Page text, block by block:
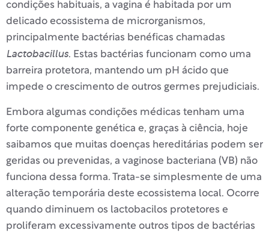
condições habituais, a vagina é habitada por um
delicado ecossistema de microrganismos,
principalmente bactérias benéficas chamadas
Lactobacillus. Estas bactérias funcionam como uma
barreira protetora, mantendo um pH ácido que
impede o crescimento de outros germes prejudiciais.
Embora algumas condições médicas tenham uma
forte componente genética e, graças à ciência, hoje
saibamos que muitas doenças hereditárias podem ser
geridas ou prevenidas, a vaginose bacteriana (VB) não
funciona dessa forma. Trata-se simplesmente de uma
alteração temporária deste ecossistema local. Ocorre
quando diminuem os lactobacilos protetores e
proliferam excessivamente outros tipos de bactérias